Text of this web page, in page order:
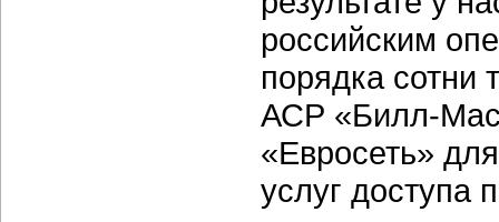
российским
порядка
АСР «Билл-
«Евросеть»
услуг доступа